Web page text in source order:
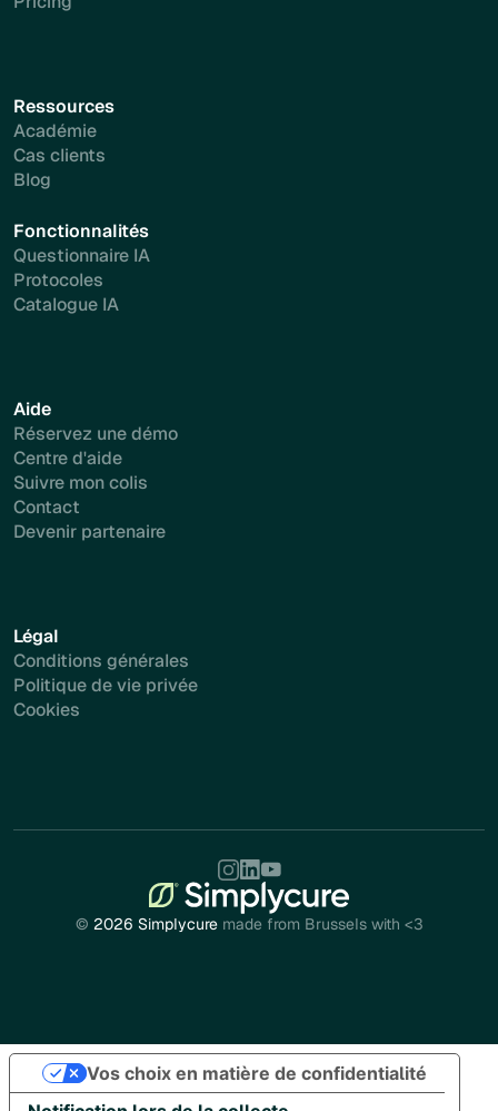
Ressources
Académie
Cas clients
Blog
Fonctionnalités
Questionnaire IA
Protocoles
Catalogue IA
Aide
Réservez une démo
Centre d'aide
Suivre mon colis
Contact
Devenir partenaire
Légal
Conditions générales
Politique de vie privée
Cookies
© 2026 Simplycuremade from Brussels with <3
Vos choix en matière de confidentialité